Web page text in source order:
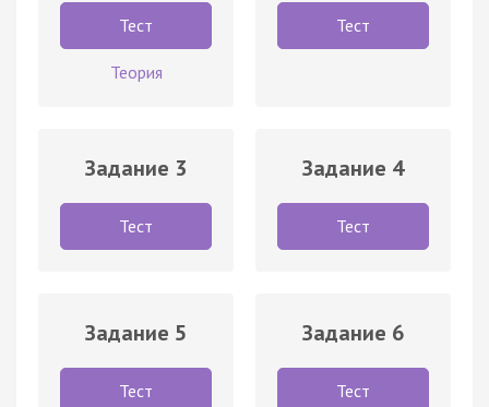
Тест
Теория
Тест
Задание 3
Тест
Задание 4
Тест
Задание 5
Тест
Задание 6
Тест